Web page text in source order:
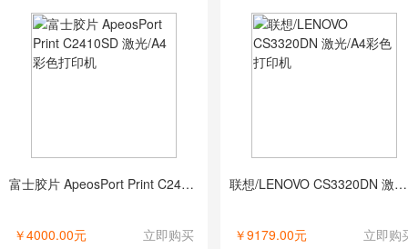
富士胶片 ApeosPort Print C2410SD 激光/A4彩色打印机
￥4000.00元 立即购买
联想/LENOVO CS3320DN 激光/A4彩色打印机
￥9179.00元 立即购